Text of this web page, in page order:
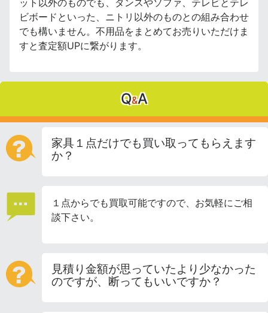
ット以外のものでも、タンスやソファ、テレビとテレ
ビボードといった、ニトリ以外のものとの組み合わせ
でも構いません。不用品をまとめてお売りいただけま
すと査定額UPに繋がります。
Q&A
家具１点だけでも買い取ってもらえます
か？
１点からでも買取可能ですので、お気軽にご相
談下さい。
見積り金額が思っていたより少なかった
のですが、断ってもいいですか？